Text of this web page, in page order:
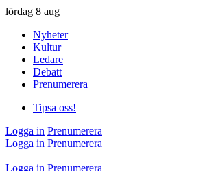
lördag 8 aug
Nyheter
Kultur
Ledare
Debatt
Prenumerera
Tipsa oss!
Logga in Prenumerera
Logga in Prenumerera
Logga in Prenumerera